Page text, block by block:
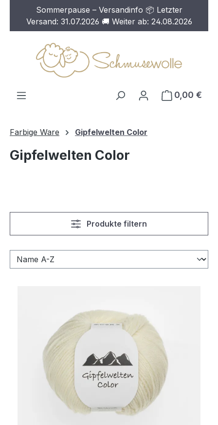
Zum Hauptinhalt springen
Sommerpause – Versandinfo 📦 Letzter
Versand: 31.07.2026 🚚 Weiter ab: 24.08.2026
0,00 €
Farbige Ware Gipfelwelten Color
Gipfelwelten Color
Produkte filtern